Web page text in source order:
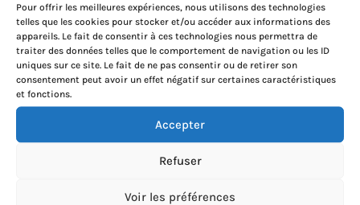
Pour offrir les meilleures expériences, nous utilisons des technologies
telles que les cookies pour stocker et/ou accéder aux informations des
appareils. Le fait de consentir à ces technologies nous permettra de
traiter des données telles que le comportement de navigation ou les ID
uniques sur ce site. Le fait de ne pas consentir ou de retirer son
consentement peut avoir un effet négatif sur certaines caractéristiques
et fonctions.
Accepter
Refuser
Voir les préférences